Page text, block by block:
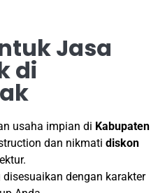
Jasa
di
usaha impian di Kabupaten
dan nikmati diskon
dengan karakter